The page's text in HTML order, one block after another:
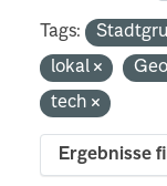
Tags:
lokal
tech
Ergebnisse